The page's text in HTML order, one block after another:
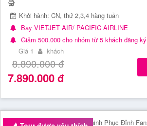
Khởi hành: CN, thứ 2,3,4 hàng tuần
Bay VIETJET AIR/ PACIFIC AIRLINE
Giảm 500.000 cho nhóm từ 5 khách đăng
Giá 1
khách
8.890.000đ
7.890.000đ